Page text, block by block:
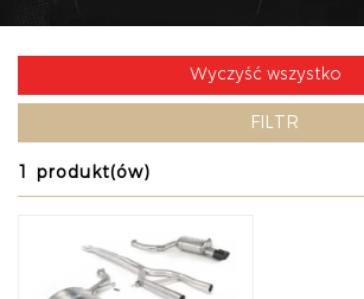
O NAS
Wyczyść wszystko
FILTR
1 produkt(ów)